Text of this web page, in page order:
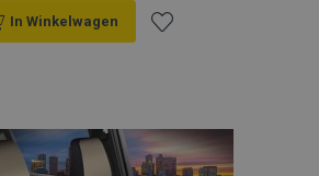
In Winkelwagen
aan